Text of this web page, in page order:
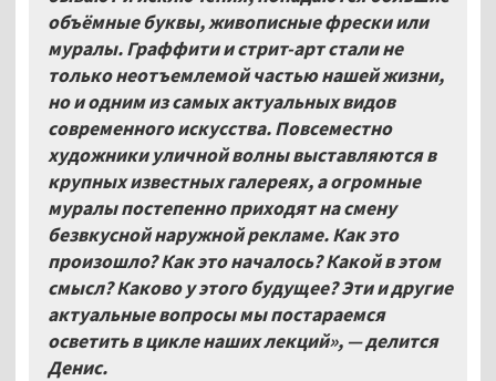
объёмные буквы, живописные фрески или
муралы. Граффити и стрит-арт стали не
только неотъемлемой частью нашей жизни,
но и одним из самых актуальных видов
современного искусства. Повсеместно
художники уличной волны выставляются в
крупных известных галереях, а огромные
муралы постепенно приходят на смену
безвкусной наружной рекламе. Как это
произошло? Как это началось? Какой в этом
смысл? Каково у этого будущее? Эти и другие
актуальные вопросы мы постараемся
осветить в цикле наших лекций», — делится
Денис.